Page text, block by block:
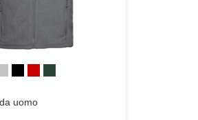
uomo